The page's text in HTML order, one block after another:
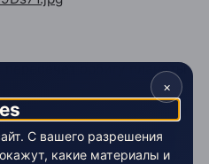
орбиту планеты
значимое, поскольку эта
сильным гравитационным
в 432 млн.км.,
в движение кометы.
×
С вашего разрешения
какие материалы и